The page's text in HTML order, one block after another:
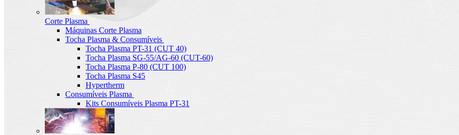
Corte Plasma
Máquinas Corte Plasma
Tocha Plasma & Consumíveis
Tocha Plasma PT-31 (CUT 40)
Tocha Plasma SG-55/AG-60 (CUT-60)
Tocha Plasma P-80 (CUT 100)
Tocha Plasma S45
Hypertherm
Consumíveis Plasma
Kits Consumíveis Plasma PT-31